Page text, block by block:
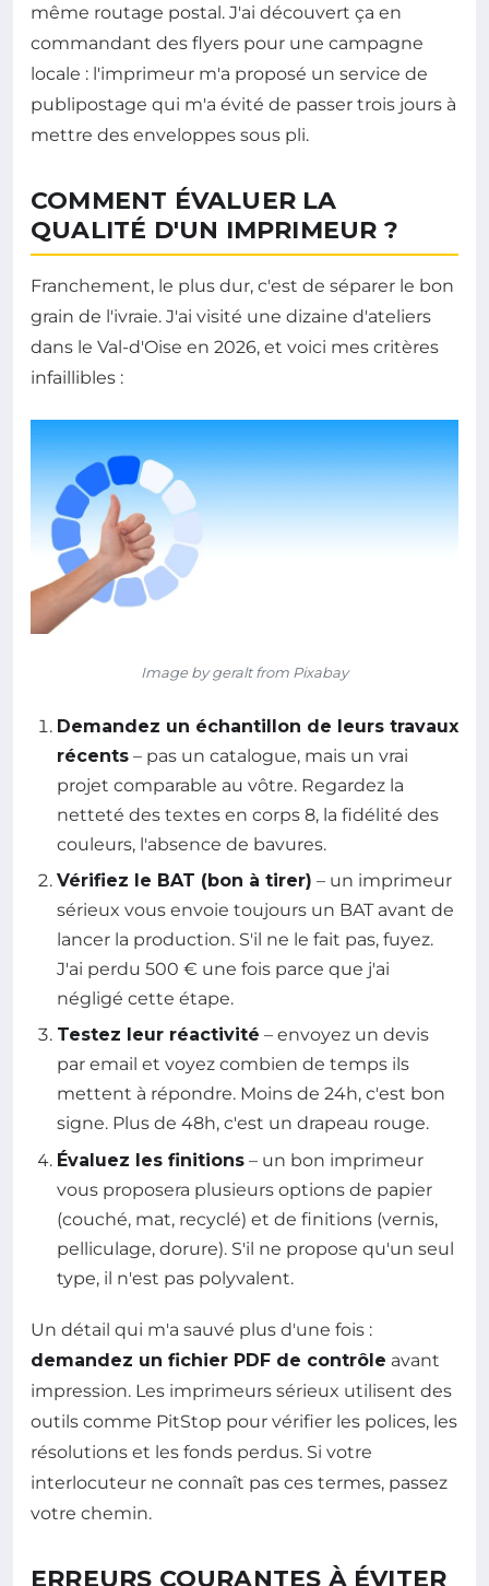
même routage postal. J'ai découvert ça en
commandant des flyers pour une campagne
locale : l'imprimeur m'a proposé un service de
publipostage qui m'a évité de passer trois jours à
mettre des enveloppes sous pli.
COMMENT ÉVALUER LA
QUALITÉ D'UN IMPRIMEUR ?
Franchement, le plus dur, c'est de séparer le bon
grain de l'ivraie. J'ai visité une dizaine d'ateliers
dans le Val-d'Oise en 2026, et voici mes critères
infaillibles :
Image by geralt from Pixabay
Demandez un échantillon de leurs travaux
récents – pas un catalogue, mais un vrai
projet comparable au vôtre. Regardez la
netteté des textes en corps 8, la fidélité des
couleurs, l'absence de bavures.
Vérifiez le BAT (bon à tirer) – un imprimeur
sérieux vous envoie toujours un BAT avant de
lancer la production. S'il ne le fait pas, fuyez.
J'ai perdu 500 € une fois parce que j'ai
négligé cette étape.
Testez leur réactivité – envoyez un devis
par email et voyez combien de temps ils
mettent à répondre. Moins de 24h, c'est bon
signe. Plus de 48h, c'est un drapeau rouge.
Évaluez les finitions – un bon imprimeur
vous proposera plusieurs options de papier
(couché, mat, recyclé) et de finitions (vernis,
pelliculage, dorure). S'il ne propose qu'un seul
type, il n'est pas polyvalent.
Un détail qui m'a sauvé plus d'une fois :
demandez un fichier PDF de contrôle avant
impression. Les imprimeurs sérieux utilisent des
outils comme PitStop pour vérifier les polices, les
résolutions et les fonds perdus. Si votre
interlocuteur ne connaît pas ces termes, passez
votre chemin.
ERREURS COURANTES À ÉVITER